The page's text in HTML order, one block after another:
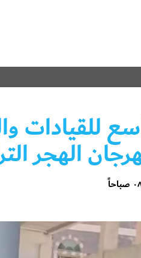
للقيادات
الهجر